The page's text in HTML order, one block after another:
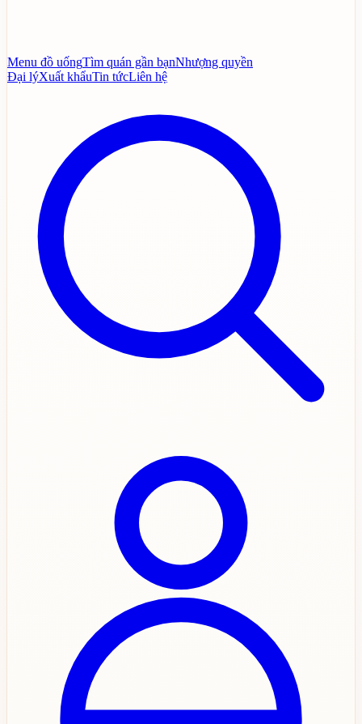
Menu đồ uốngTìm quán gần bạnNhượng quyền
Đại lýXuất khẩuTin tứcLiên hệ